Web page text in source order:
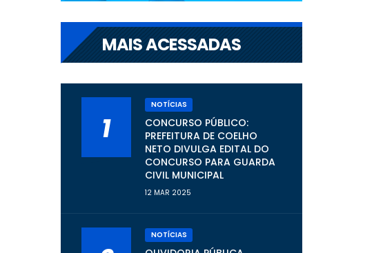
MAIS ACESSADAS
1
NOTÍCIAS
CONCURSO PÚBLICO:
PREFEITURA DE COELHO
NETO DIVULGA EDITAL DO
CONCURSO PARA GUARDA
CIVIL MUNICIPAL
12 MAR 2025
NOTÍCIAS